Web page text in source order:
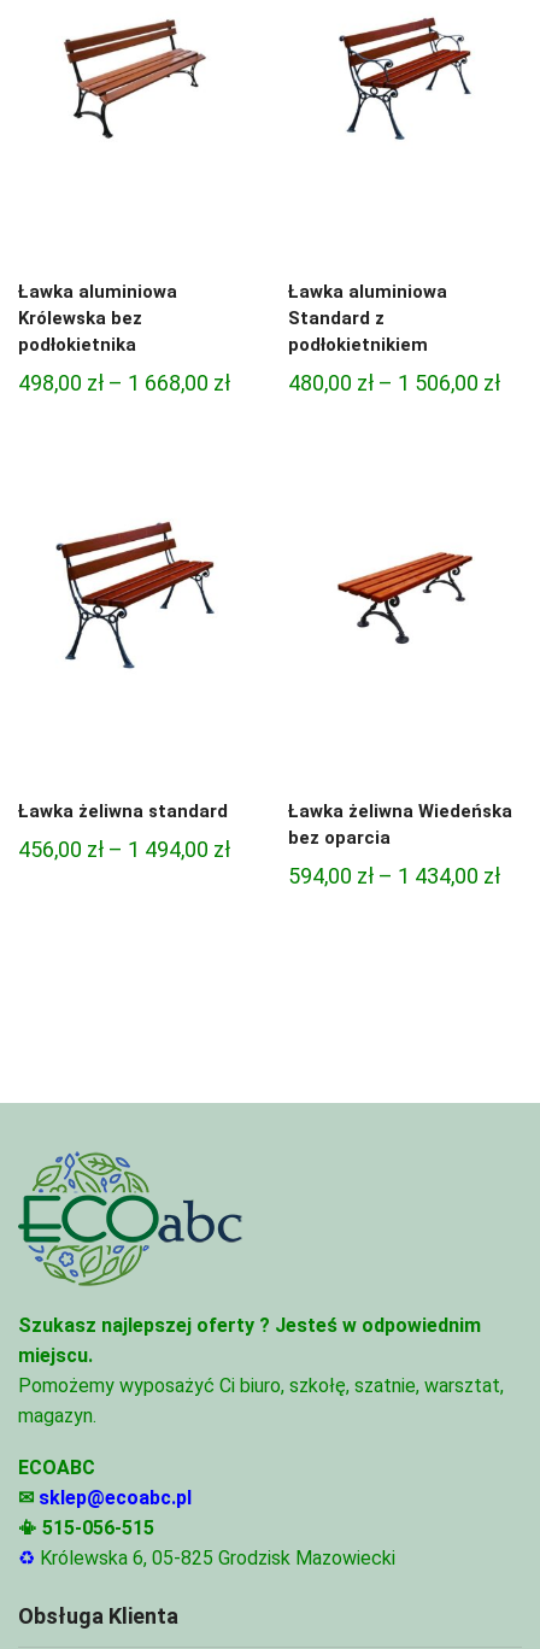
Ławka aluminiowa
Królewska bez
podłokietnika
498,00 zł – 1 668,00 złZakres
Ławka aluminiowa
Standard z
podłokietnikiem
480,00 zł – 1 506,00 zł
Ławka żeliwna standard
456,00 zł – 1 494,00 złZakres
Ławka żeliwna Wiedeńska
bez oparcia
594,00 zł – 1 434,00 zł
Szukasz najlepszej oferty ? Jesteś w odpowiednim
miejscu.
Pomożemy wyposażyć Ci biuro, szkołę, szatnie, warsztat,
magazyn.
ECOABC
✉ sklep@ecoabc.pl
📳 515-056-515
♻ Królewska 6, 05-825 Grodzisk Mazowiecki
Obsługa Klienta